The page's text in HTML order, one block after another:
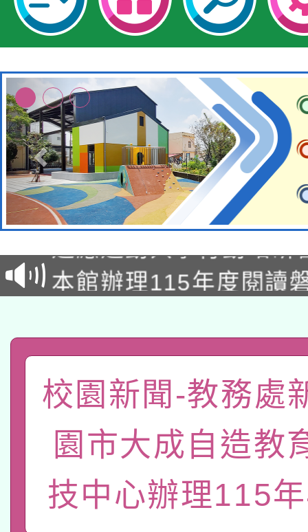
本校115學年度第2次
招)
適應運動共學行動站研
本館辦理115年度閱讀
礎課程
A3數位素養講師名單
「數位內容與教學軟
pilot」
有關大陸委員會函釋公
薪期間赴陸應申請許可
轉知經濟部水利署委託
業技術研究院辦理「
115年8月22日(星期六
桃園市孔廟祈福系列
2026年桃園地景藝術
校園新聞-教務處
園市大成自造教
技中心辦理115